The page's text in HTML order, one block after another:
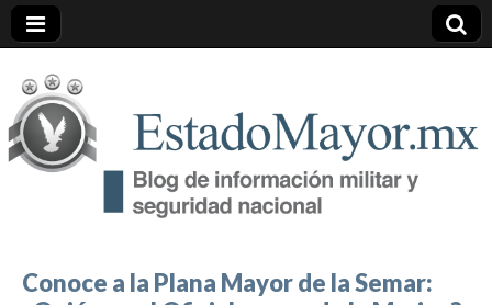
EstadoMayor.mx
Blog de información militar y de Seguridad Nacional
Conoce a la Plana Mayor de la Semar: